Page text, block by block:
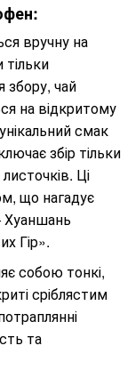
вручну на
тільки
збору, чай
на відкритому
смак
збір тільки
Ці
що нагадує
Хуаншань
Гір».
собою тонкі,
сріблястим
та